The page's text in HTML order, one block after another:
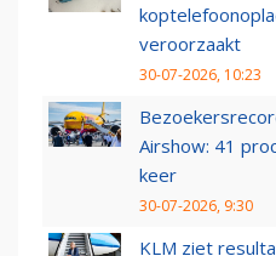
veroorzaakt
30-07-2026, 10:23
Airshow: 41
keer
30-07-2026, 9:30
KLM ziet